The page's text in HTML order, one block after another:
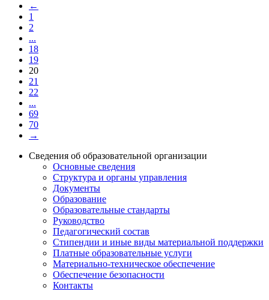
←
1
2
...
18
19
20
21
22
...
69
70
→
Сведения об образовательной организации
Основные сведения
Структура и органы управления
Документы
Образование
Образовательные стандарты
Руководство
Педагогический состав
Стипендии и иные виды материальной поддержки
Платные образовательные услуги
Материально-техническое обеспечение
Обеспечение безопасности
Контакты